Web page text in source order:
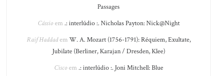
Passages
Cássioem .: interlúdio :. Nicholas Payton: Nick@Night
Raif Haddadem W. A. Mozart (1756-1791): Réquiem, Exultate,
Jubilate (Berliner, Karajan / Dresden, Klee)
Ciscoem .: interlúdio :. Joni Mitchell: Blue